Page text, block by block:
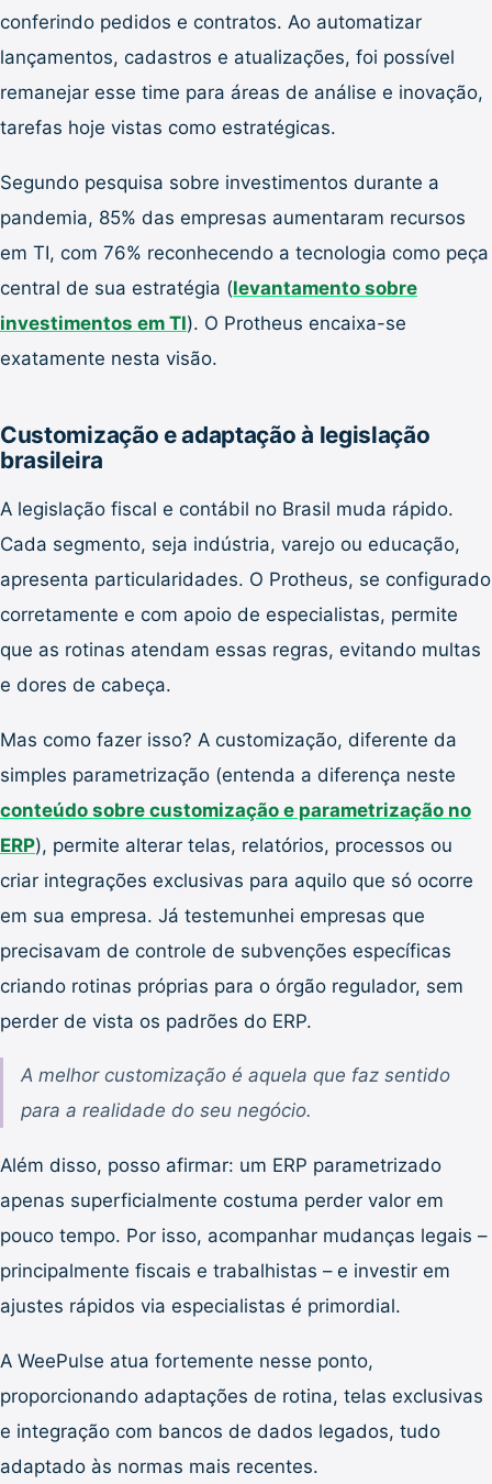
conferindo pedidos e contratos. Ao automatizar
lançamentos, cadastros e atualizações, foi possível
remanejar esse time para áreas de análise e inovação,
tarefas hoje vistas como estratégicas.
Segundo pesquisa sobre investimentos durante a
pandemia, 85% das empresas aumentaram recursos
em TI, com 76% reconhecendo a tecnologia como peça
central de sua estratégia (levantamento sobre
investimentos em TI). O Protheus encaixa-se
exatamente nesta visão.
Customização e adaptação à legislação
brasileira
A legislação fiscal e contábil no Brasil muda rápido.
Cada segmento, seja indústria, varejo ou educação,
apresenta particularidades. O Protheus, se configurado
corretamente e com apoio de especialistas, permite
que as rotinas atendam essas regras, evitando multas
e dores de cabeça.
Mas como fazer isso? A customização, diferente da
simples parametrização (entenda a diferença neste
conteúdo sobre customização e parametrização no
ERP), permite alterar telas, relatórios, processos ou
criar integrações exclusivas para aquilo que só ocorre
em sua empresa. Já testemunhei empresas que
precisavam de controle de subvenções específicas
criando rotinas próprias para o órgão regulador, sem
perder de vista os padrões do ERP.
A melhor customização é aquela que faz sentido
para a realidade do seu negócio.
Além disso, posso afirmar: um ERP parametrizado
apenas superficialmente costuma perder valor em
pouco tempo. Por isso, acompanhar mudanças legais –
principalmente fiscais e trabalhistas – e investir em
ajustes rápidos via especialistas é primordial.
A WeePulse atua fortemente nesse ponto,
proporcionando adaptações de rotina, telas exclusivas
e integração com bancos de dados legados, tudo
adaptado às normas mais recentes.